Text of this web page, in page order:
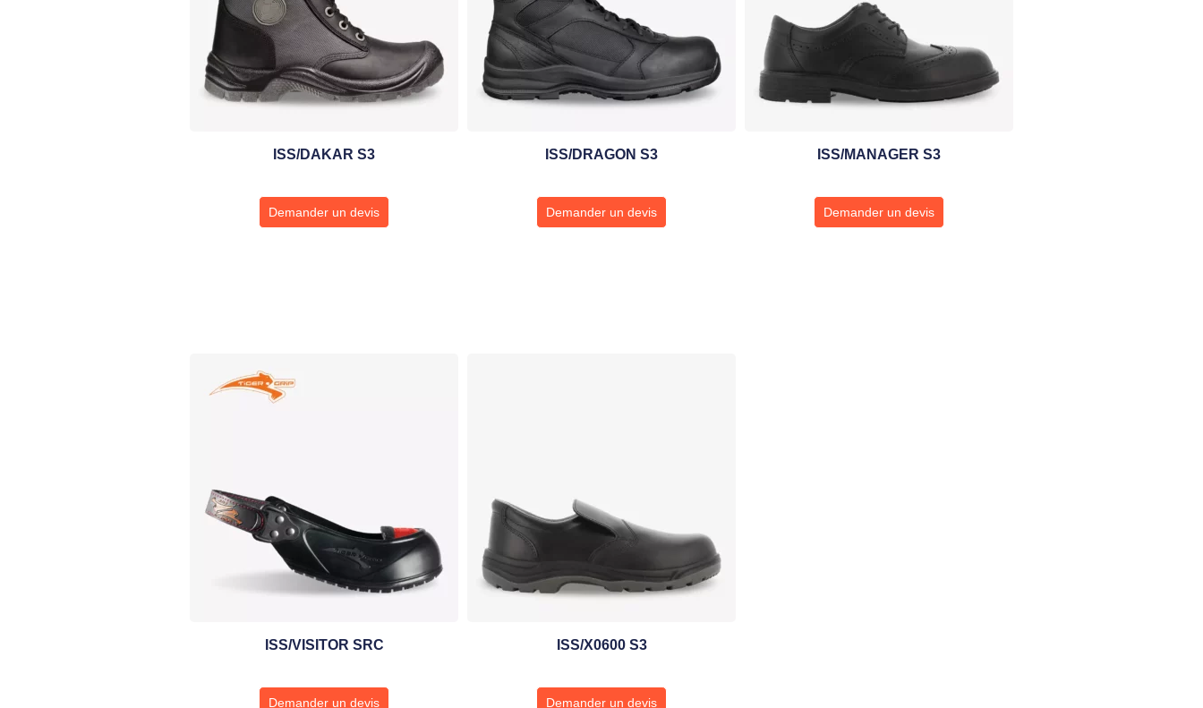
ISS/DAKAR S3
Demander un devis
ISS/DRAGON S3
Demander un devis
ISS/MANAGER S3
Demander un devis
ISS/VISITOR SRC
Demander un devis
ISS/X0600 S3
Demander un devis